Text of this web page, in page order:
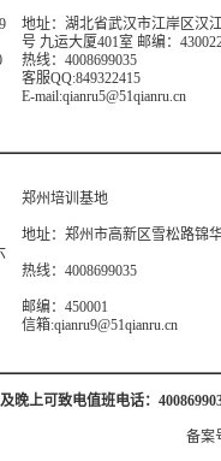
地址：湖北省武汉市江岸区汉
号 九运大厦401室 邮编：
热线：4008699035
客服QQ:849322415
E-mail:qianru5@51qianru.cn
郑州培训基地
地址：郑州市高新区雪松路锦
热线：4008699035
邮编：450001
信箱:qianru9@51qianru.cn
晚上可致电值班电话：
备案